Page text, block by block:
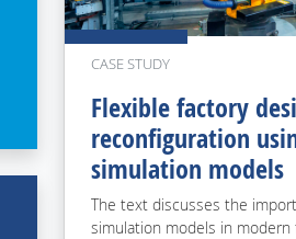
CASE STUDY
Flexible factory
reconfiguration
simulation models
The text discusses the
simulation models in modern